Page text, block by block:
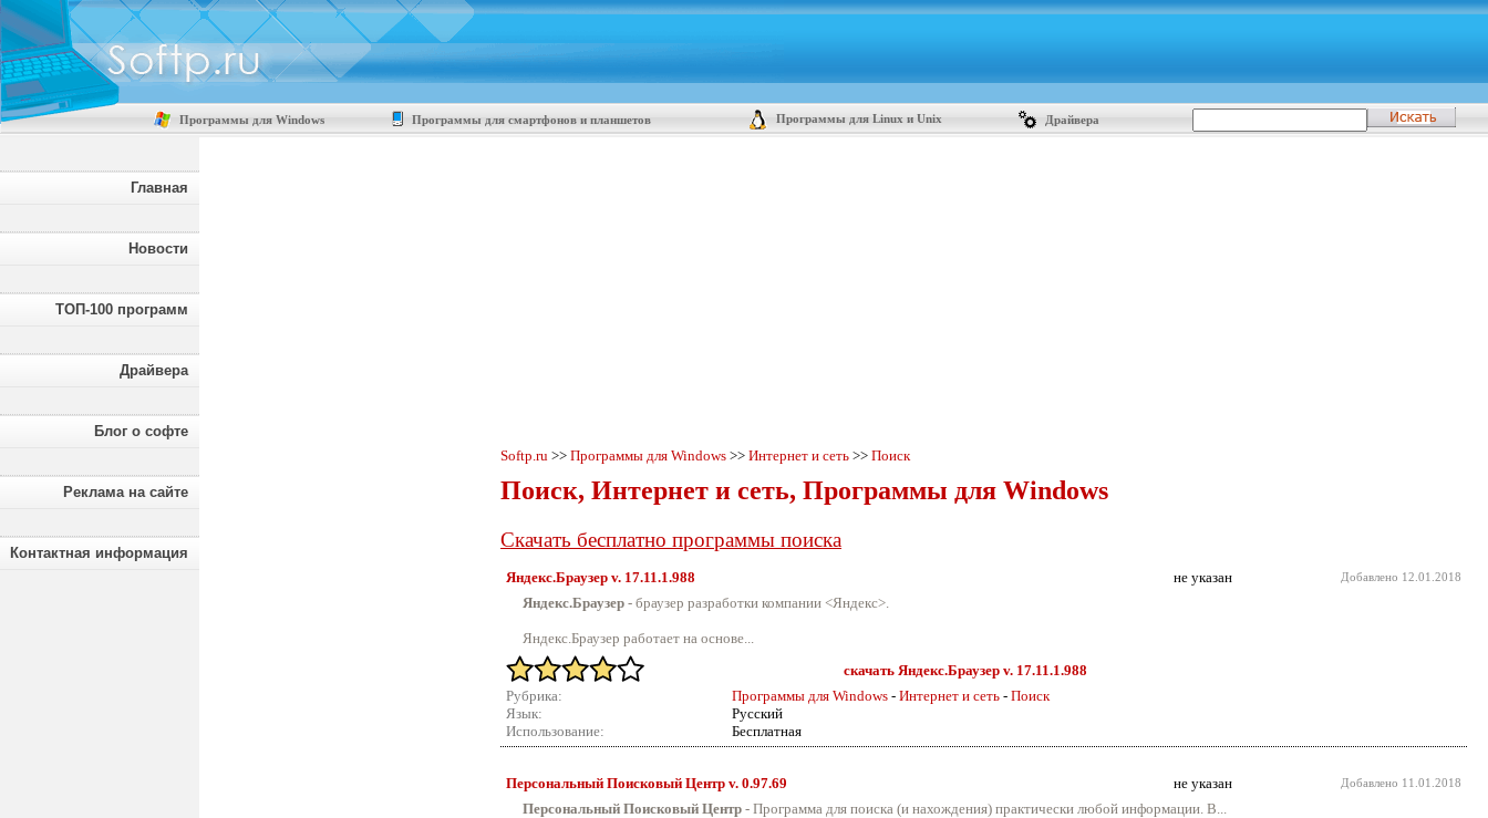
Программы для Windows Программы для смартфонов и планшетов Программы для Linux и Unix Драйвера
Главная
Новости
ТОП-100 программ
Драйвера
Блог о софте
Реклама на сайте
Контактная информация
Softp.ru >> Программы для Windows >> Интернет и сеть >> Поиск
Поиск, Интернет и сеть, Программы для Windows
Скачать бесплатно программы поиска
Яндекс.Браузер v. 17.11.1.988 не указан Добавлено 12.01.2018
Яндекс.Браузер - браузер разработки компании <Яндекс>.
Яндекс.Браузер работает на основе...
скачать Яндекс.Браузер v. 17.11.1.988
Рубрика:
Программы для Windows - Интернет и сеть - Поиск
Язык:
Русский
Использование:
Бесплатная
Персональный Поисковый Центр v. 0.97.69 не указан Добавлено 11.01.2018
Персональный Поисковый Центр - Программа для поиска (и нахождения) практически любой информации. В...